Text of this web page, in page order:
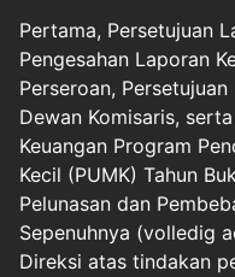
Pertama, Persetujuan
Pengesahan Laporan
Perseroan,
Dewan Komisaris,
Keuangan Program
Kecil (PUMK) Tahun
Pelunasan dan
Sepenuhnya (volledig
Direksi atas tindakan